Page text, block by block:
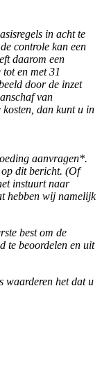
in acht te
controle kan een
daarom een
en met 31
door de inzet
van
kosten, dan kunt u in
aanvragen*.
dit bericht. (Of
instuurt naar
hebben wij namelijk
best om de
te beoordelen en uit
waarderen het dat u